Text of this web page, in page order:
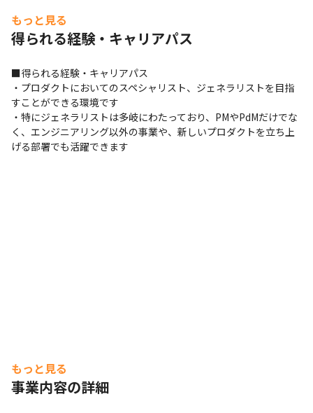
年齢・年次に関係なく実力・成果それぞれに対して正当な
評価制度を採用しており、実力次第で "どこまででも" 上
にいけます。
・Flat organization
役職・年齢・性別に関係なく、どんどん自分の意見をメン
バー間で出し合います。
フラットな関係性を築くことは、組織にとってもビジネス
としても良いと考えています。
もっと見る
得られる経験・キャリアパス
■得られる経験・キャリアパス
・プロダクトにおいてのスペシャリスト、ジェネラリストを目指
すことができる環境です
・特にジェネラリストは多岐にわたっており、PMやPdMだけでな
く、エンジニアリング以外の事業や、新しいプロダクトを立ち上
げる部署でも活躍できます
もっと見る
事業内容の詳細